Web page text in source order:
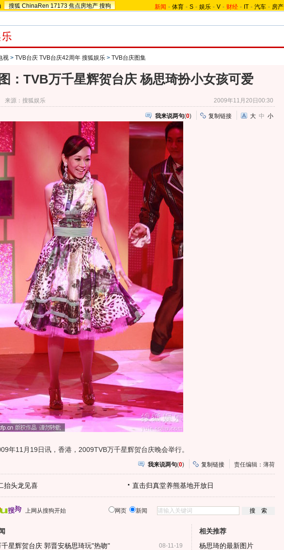
搜狐 ChinaRen 17173 焦点房地产 搜狗 新闻 - 体育 - S - 娱乐 - V - 财经 - IT - 汽车 - 房产
视 > TVB台庆 TVB台庆42周年 搜狐娱乐 > TVB台庆图集
图：TVB万千星辉贺台庆 杨思琦扮小女孩可爱
来源：搜狐娱乐 2009年11月20日00:30
我来说两句(0) 复制链接 大 中 小
11月19日讯，香港，2009TVB万千星辉贺台庆晚会举行。
我来说两句(0) 复制链接 责任编辑：薄荷
抬头龙见喜 直击归真堂养熊基地开放日
上网从搜狗开始 网页 新闻
08-11-19
星辉贺台庆 郭晋安杨思琦玩"热吻"
相关推荐
杨思琦的最新图片